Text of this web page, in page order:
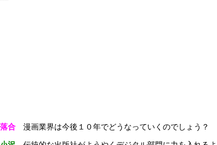
落合 漫画業界は今後１０年でどうなっていくのでしょう？